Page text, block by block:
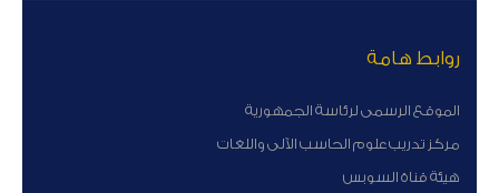
روابط هامة
الموقع الرسمى لرئاسة الجمهورية
مركز تدريب علوم الحاسب الآلى واللغات
هيئة قناة السوبس